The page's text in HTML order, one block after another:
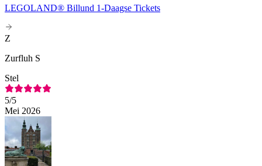
LEGOLAND® Billund 1-Daagse Tickets
Z
Zurfluh S
Stel
5/5
Mei 2026